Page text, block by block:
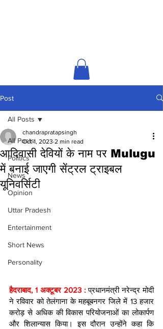
Post
All Posts
Politics
News
Opinion
Uttar Pradesh
Entertainment
Short News
Personality
All Posts
आदिवासी देवियों के नाम पर Mulugu
में बनाई जाएगी सेंट्रल ट्राइबल
यूनिवर्सिटी
chandrapratapsingh
Oct 1, 2023 2 min read
हैदराबाद, 1 अक्टूबर 2023 : प्रधानमंत्री नरेन्द्र मोदी
ने रविवार को तेलंगाना के महबूबनगर जिले में 13 हजार
करोड़ से अधिक की विकास परियोजनाओं का लोकार्पण
और शिलान्यास किया। इस दौरान उन्होंने कहा कि